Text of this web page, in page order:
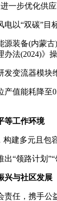
一步优化供应
以“双碳”目
源装备(内蒙
法(2024)》
变流器模块
产值能耗降至
等工作环境
建多元且包
“领路计划
兴与社区发展
责任，携手